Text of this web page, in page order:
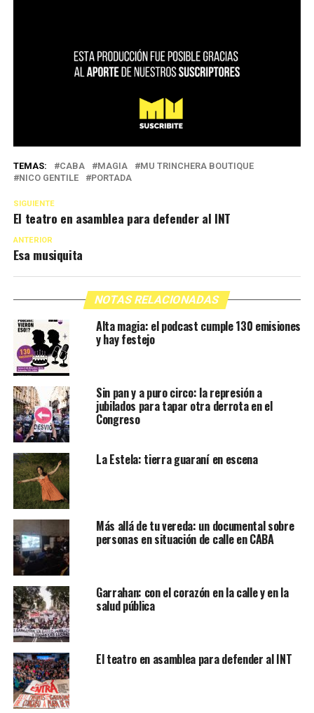
TEMAS: CABA MAGIA
MU TRINCHERA BOUTIQUE
NICO GENTILE
PORTADA
SIGUIENTE
El teatro en asamblea para defender al INT
ANTERIOR
Esa musiquita
NOTAS RELACIONADAS
Alta magia: el podcast cumple 130 emisiones
y hay festejo
Sin pan y a puro circo: la represión a
jubilados para tapar otra derrota en el
Congreso
La Estela: tierra guaraní en escena
Más allá de tu vereda: un documental sobre
personas en situación de calle en CABA
Garrahan: con el corazón en la calle y en la
salud pública
El teatro en asamblea para defender al INT